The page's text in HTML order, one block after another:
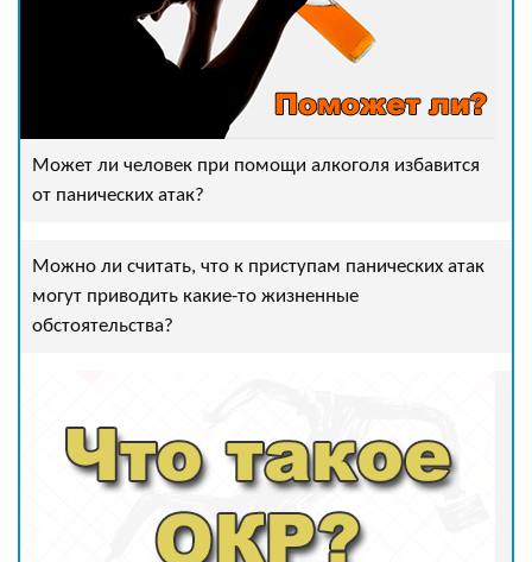
Может ли человек при помощи алкоголя избавится
от панических атак?
Можно ли считать, что к приступам панических атак
могут приводить какие-то жизненные
обстоятельства?